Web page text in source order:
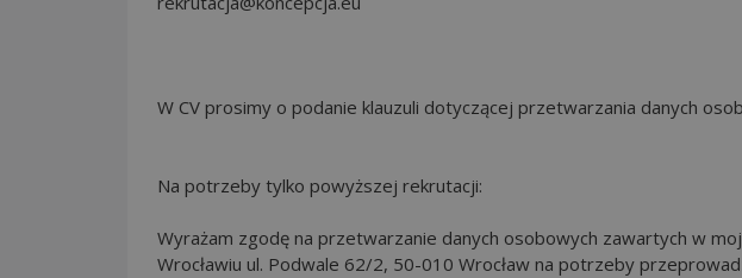
W CV prosimy o podanie klauzuli dotyczącej przetwarzania danych
Na potrzeby tylko powyższej rekrutacji:
Wyrażam zgodę na przetwarzanie danych osobowych zawartych w
Wrocławiu ul. Podwale 62/2, 50-010 Wrocław na potrzeby